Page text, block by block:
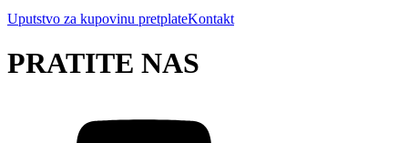
Uputstvo za kupovinu pretplateKontakt
PRATITE NAS